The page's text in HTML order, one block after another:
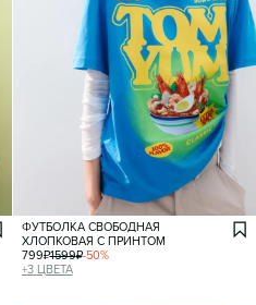
ФУТБОЛКА СВОБОДНАЯ
ХЛОПКОВАЯ С ПРИНТОМ
799₽1599₽-50%
+3 ЦВЕТА